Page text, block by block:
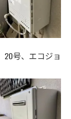
20号、エコジョ